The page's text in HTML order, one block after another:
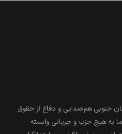
جنوبی هم‌صدایی و دفاع از حقوق
به هیچ حزب و جریانی وابسته